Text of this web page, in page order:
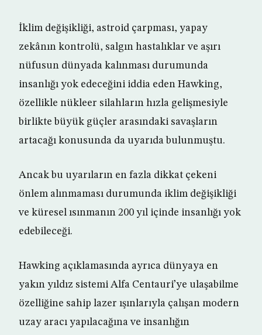
İklim değişikliği, astroid çarpması, yapay
zekânın kontrolü, salgın hastalıklar ve aşırı
nüfusun dünyada kalınması durumunda
insanlığı yok edeceğini iddia eden Hawking,
özellikle nükleer silahların hızla gelişmesiyle
birlikte büyük güçler arasındaki savaşların
artacağı konusunda da uyarıda bulunmuştu.
Ancak bu uyarıların en fazla dikkat çekeni
önlem alınmaması durumunda iklim değişikliği
ve küresel ısınmanın 200 yıl içinde insanlığı yok
edebileceği.
Hawking açıklamasında ayrıca dünyaya en
yakın yıldız sistemi Alfa Centauri’ye ulaşabilme
özelliğine sahip lazer ışınlarıyla çalışan modern
uzay aracı yapılacağına ve insanlığın